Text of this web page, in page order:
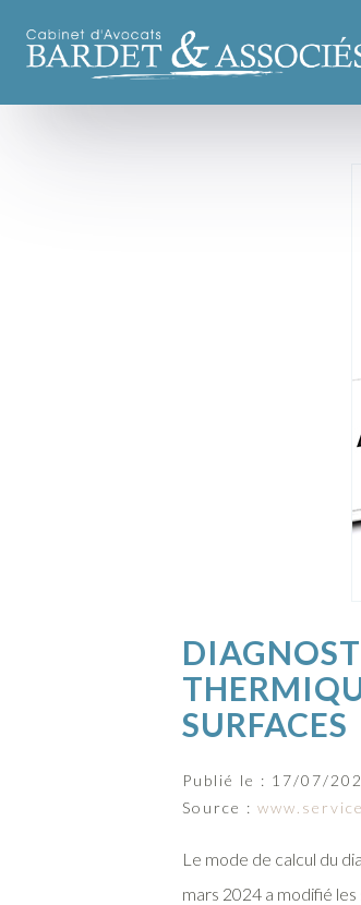
SURFACES
Publié le : 17/07/
Source :
Le mode de calcul du
mars 2024 a modifié